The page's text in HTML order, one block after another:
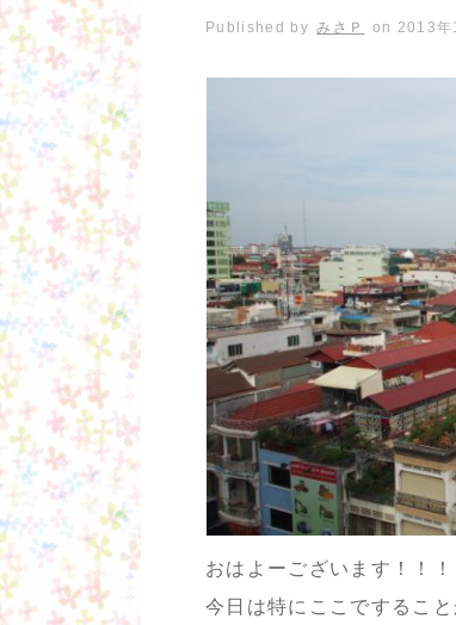
Published by みさＰ on 2013年
おはよーございます！！
今日は特にここでするこ